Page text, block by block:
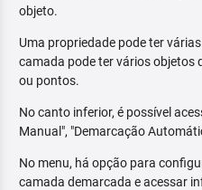
objeto.
Uma propriedade pode ter
camada pode ter vários objetos
ou pontos.
No canto inferior, é possível
Manual", "Demarcação
No menu, há opção para
camada demarcada e acessar